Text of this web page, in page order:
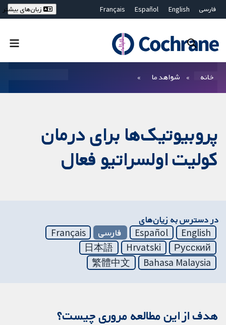
فارسی English
Español
Français
Bahasa Malaysia
ไทย
繁體中文
زبان‌های بیشتر
خانه شواهد ما
پروبیوتیک‌ها برای درمان
کولیت اولسراتیو فعال
در دسترس به زیان‌های
English
Español فارسی
Français
Русский
Hrvatski
日本語
Bahasa Malaysia
繁體中文
هدف از این مطالعه مروری چیست؟